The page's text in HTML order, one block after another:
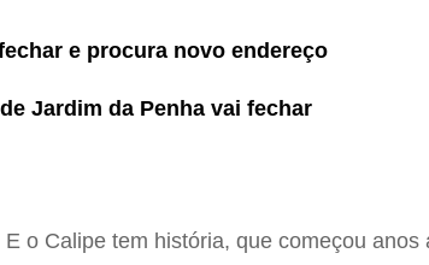
e procura novo endereço
Jardim da Penha vai fechar
o Calipe tem história, que começou anos